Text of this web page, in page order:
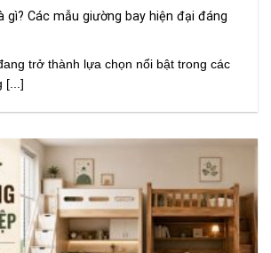
gì? Các mẫu giường bay hiện đại đáng
trở thành lựa chọn nổi bật trong các
[...]